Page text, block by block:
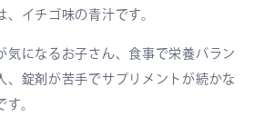
イチゴ味の青汁です。
気になるお子さん、食事で栄養バラン
、錠剤が苦手でサプリメントが続かな
。